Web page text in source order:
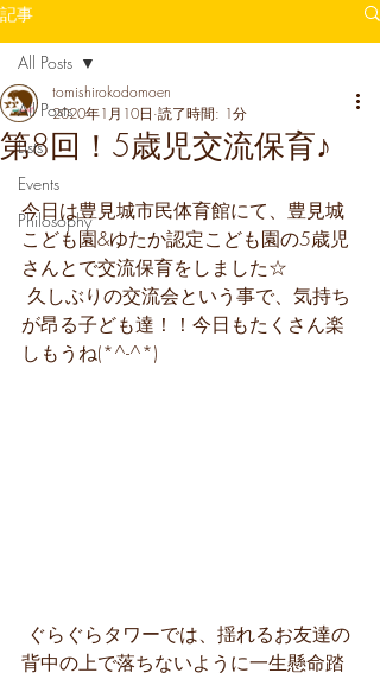
記事
All Posts
Lists
Events
Philosophy
All Posts
第8回！5歳児交流保育♪
tomishirokodomoen
2020年1月10日 読了時間: 1分
今日は豊見城市民体育館にて、豊見城
こども園&ゆたか認定こども園の5歳児
さんとで交流保育をしました☆
が昂る子ども達！！今日もたくさん楽
しもうね(*^-^*)
背中の上で落ちないように一生懸命踏